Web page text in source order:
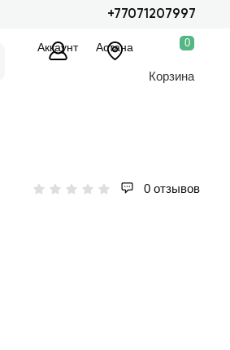
+77071207997
Аккаунт Астана 0
Корзина
0 отзывов